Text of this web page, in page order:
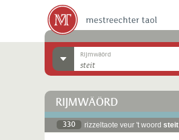
Rijmwäörd
RIJMWÄÖRD
330 rizzeltaote veur 't woord steit